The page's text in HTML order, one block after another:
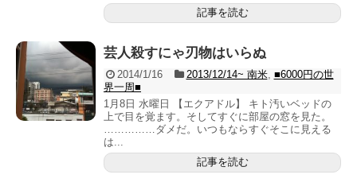
記事を読む
芸人殺すにゃ刃物はいらぬ
2014/1/16 2013/12/14~ 南米, ■6000円の世
界一周■
1月8日 水曜日 【エクアドル】 キト汚いベッドの
上で目を覚ます。そしてすぐに部屋の窓を見た。
……………ダメだ。いつもならすぐそこに見える
は...
記事を読む